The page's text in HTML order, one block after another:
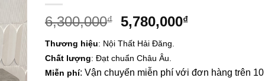
6,300,000₫
Giá
là:
6,300,000₫.
5,780,000₫Giá
5,780,000₫.
Thương hiệu: Nội Thất Hải Đăng.
Chất lượng: Đạt chuẩn Châu Âu.
Miễn phí: Vận chuyển miễn phí với đơn hàng trên 10